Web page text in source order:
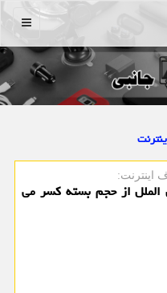
منو
اینترنت:
الملل از حجم بسته کسر می